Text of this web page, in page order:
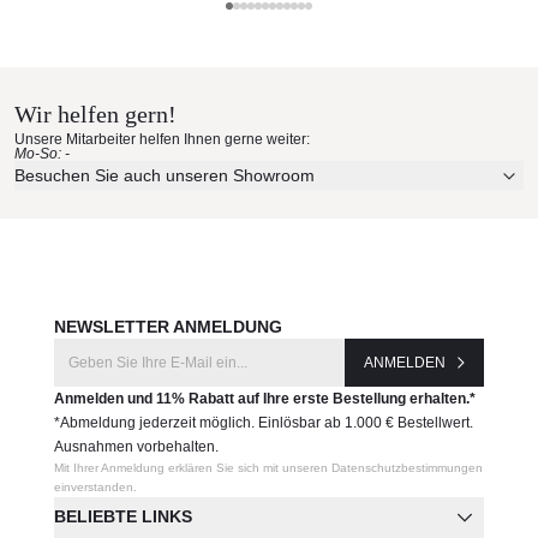
Sitz- und Rückenkissen optional
Maße (B × T × H):
Produktnummer:
ARC_77T
Erleben Sie unsere Stoffe und Materialien ganz in Ruhe in
Ihren eigenen vier Wänden.
Aktuelle Originalstoffe des Herstellers
Wir helfen gern!
Unsere Mitarbeiter helfen Ihnen gerne weiter:
Mo-So: -
Besuchen Sie auch unseren Showroom
BELIEBTE LINKS
NEWSLETTER ANMELDUNG
ANMELDEN
Anmelden und 11% Rabatt auf Ihre erste Bestellung erhalten.*
*Abmeldung jederzeit möglich. Einlösbar ab 1.000 € Bestellwert.
Ausnahmen vorbehalten.
Mit Ihrer Anmeldung erklären Sie sich mit unseren Datenschutzbestimmungen
einverstanden.